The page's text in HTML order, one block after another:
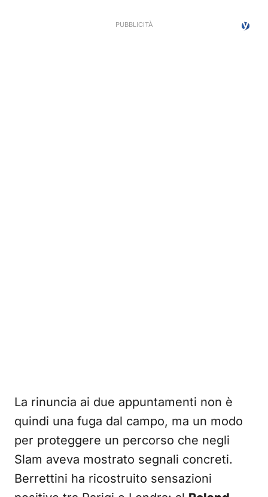
La rinuncia ai due appuntamenti non è
quindi una fuga dal campo, ma un modo
per proteggere un percorso che negli
Slam aveva mostrato segnali concreti.
Berrettini ha ricostruito sensazioni